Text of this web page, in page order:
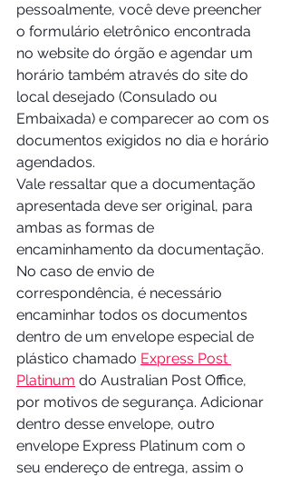
pessoalmente, você deve preencher
o formulário eletrônico encontrada
no website do órgão e agendar um
horário também através do site do
local desejado (Consulado ou
Embaixada) e comparecer ao com os
documentos exigidos no dia e horário
agendados.
Vale ressaltar que a documentação
apresentada deve ser original, para
ambas as formas de
encaminhamento da documentação.
No caso de envio de
correspondência, é necessário
encaminhar todos os documentos
dentro de um envelope especial de
plástico chamado Express Post
Platinum do Australian Post Office,
por motivos de segurança. Adicionar
dentro desse envelope, outro
envelope Express Platinum com o
seu endereço de entrega, assim o